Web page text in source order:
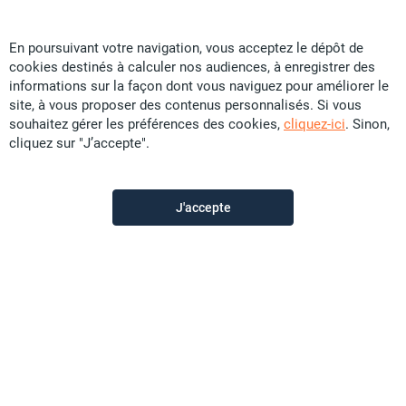
Particular
Contactez-moi
En poursuivant votre navigation, vous acceptez le dépôt de
cookies destinés à calculer nos audiences, à enregistrer des
informations sur la façon dont vous naviguez pour améliorer le
site, à vous proposer des contenus personnalisés. Si vous
souhaitez gérer les préférences des cookies, cliquez-ici. Sinon,
cliquez sur "J’accepte".
J'accepte